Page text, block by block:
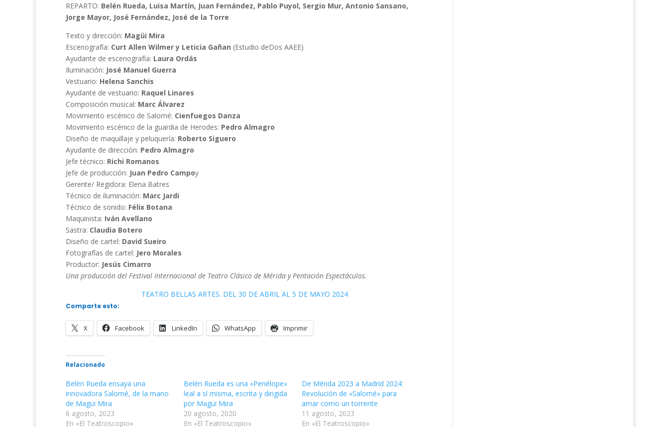
REPARTO: Belén Rueda, Luisa Martín, Juan Fernández, Pablo Puyol, Sergio Mur, Antonio Sansano,
Jorge Mayor, José Fernández, José de la Torre
Texto y dirección: Magüi Mira
Escenografía: Curt Allen Wilmer y Leticia Gañan (Estudio deDos AAEE)
Ayudante de escenografía: Laura Ordás
Iluminación: José Manuel Guerra
Vestuario: Helena Sanchis
Ayudante de vestuario: Raquel Linares
Composición musical: Marc Álvarez
Movimiento escénico de Salomé: Cienfuegos Danza
Movimiento escénico de la guardia de Herodes: Pedro Almagro
Diseño de maquillaje y peluquería: Roberto Siguero
Ayudante de dirección: Pedro Almagro
Jefe técnico: Richi Romanos
Jefe de producción: Juan Pedro Campoy
Gerente/ Regidora: Elena Batres
Técnico de iluminación: Marc Jardi
Técnico de sonido: Félix Botana
Maquinista: Iván Avellano
Sastra: Claudia Botero
Diseño de cartel: David Sueiro
Fotografías de cartel: Jero Morales
Productor: Jesús Cimarro
Una producción del Festival Internacional de Teatro Clásico de Mérida y Pentación Espectáculos.
TEATRO BELLAS ARTES. DEL 30 DE ABRIL AL 5 DE MAYO 2024
Comparte esto:
X Facebook LinkedIn WhatsApp Imprimir
Relacionado
Belén Rueda ensaya una
innovadora Salomé, de la mano
de Magüi Mira
6 agosto, 2023
En «El Teatroscopio»
Belén Rueda es una «Penélope»
leal a sí misma, escrita y dirigida
por Magüi Mira
20 agosto, 2020
En «El Teatroscopio»
De Mérida 2023 a Madrid 2024:
Revolución de «Salomé» para
amar como un torrente
11 agosto, 2023
En «El Teatroscopio»